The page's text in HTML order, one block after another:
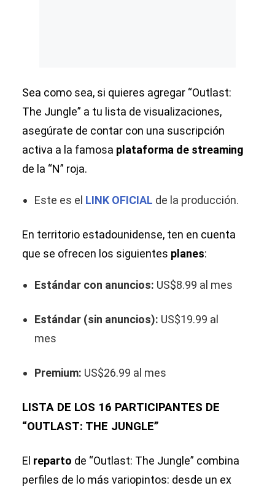
Sea como sea, si quieres agregar “Outlast:
The Jungle” a tu lista de visualizaciones,
asegúrate de contar con una suscripción
activa a la famosa plataforma de streaming
de la “N” roja.
Este es el LINK OFICIAL de la producción.
En territorio estadounidense, ten en cuenta
que se ofrecen los siguientes planes:
Estándar con anuncios: US$8.99 al mes
Estándar (sin anuncios): US$19.99 al
mes
Premium: US$26.99 al mes
LISTA DE LOS 16 PARTICIPANTES DE
“OUTLAST: THE JUNGLE”
El reparto de “Outlast: The Jungle” combina
perfiles de lo más variopintos: desde un ex